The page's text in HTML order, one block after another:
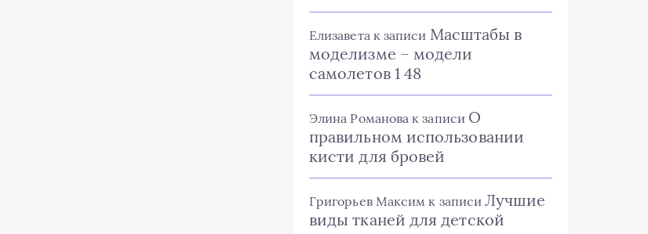
Елизаветак записи Масштабы в
моделизме – модели
самолетов 1 48
Элина Романова к записи О
правильном использовании
кисти для бровей
Григорьев Максим к записиЛучшие
виды тканей для детской